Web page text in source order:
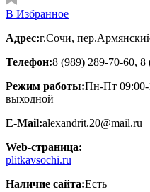
В Избранное
Адрес:г.Сочи,
Телефон:8 (989) 289-70-60, 8
Режим работы:Пн-Пт 09:00-
выходной
E-Mail:alexandrit.20@mail.ru
Web-страница:
plitkavsochi.ru
Наличие сайта:Есть